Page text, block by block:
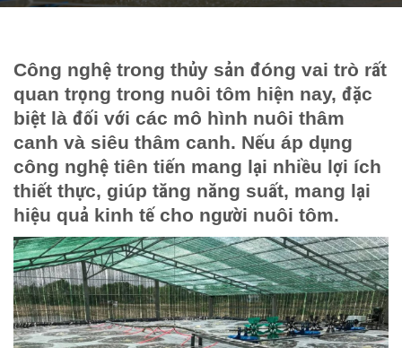
Công nghệ trong thủy sản đóng vai trò rất
quan trọng trong nuôi tôm hiện nay, đặc
biệt là đối với các mô hình nuôi thâm
canh và siêu thâm canh. Nếu áp dụng
công nghệ tiên tiến mang lại nhiều lợi ích
thiết thực, giúp tăng năng suất, mang lại
hiệu quả kinh tế cho người nuôi tôm.